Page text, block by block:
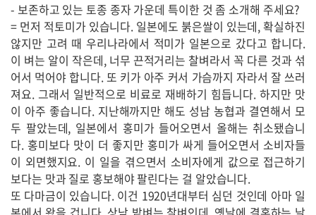
- 보존하고 있는 토종 종자 가운데 특이한 것 좀 소개해 주세요?
= 먼저 적토미가 있습니다. 일본에도 붉은쌀이 있는데, 확실하진
않지만 고려 때 우리나라에서 적미가 일본으로 갔다고 합니다.
이 벼는 알이 작은데, 너무 끈적거리는 찰벼라서 꼭 다른 것과 섞
어서 먹어야 합니다. 또 키가 아주 커서 가슴까지 자라서 잘 쓰러
져요. 그래서 일반적으로 비료로 재배하기 힘듭니다. 하지만 맛
이 아주 좋습니다. 지난해까지만 해도 성남 농협과 결연해서 모
두 팔았는데, 일본에서 홍미가 들어오면서 올해는 취소됐습니
다. 홍미보다 맛이 더 좋지만 홍미가 싸게 들어오면서 소비자들
이 외면했지요. 이 일을 겪으면서 소비자에게 값으로 접근하기
보다는 맛과 질로 홍보해야 팔린다는 걸 알았습니다.
또 다마금이 있습니다. 이건 1920년대부터 심던 것인데 아마 일